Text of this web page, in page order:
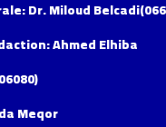
Dr. Miloud
Ahmed Elhiba
Meqor